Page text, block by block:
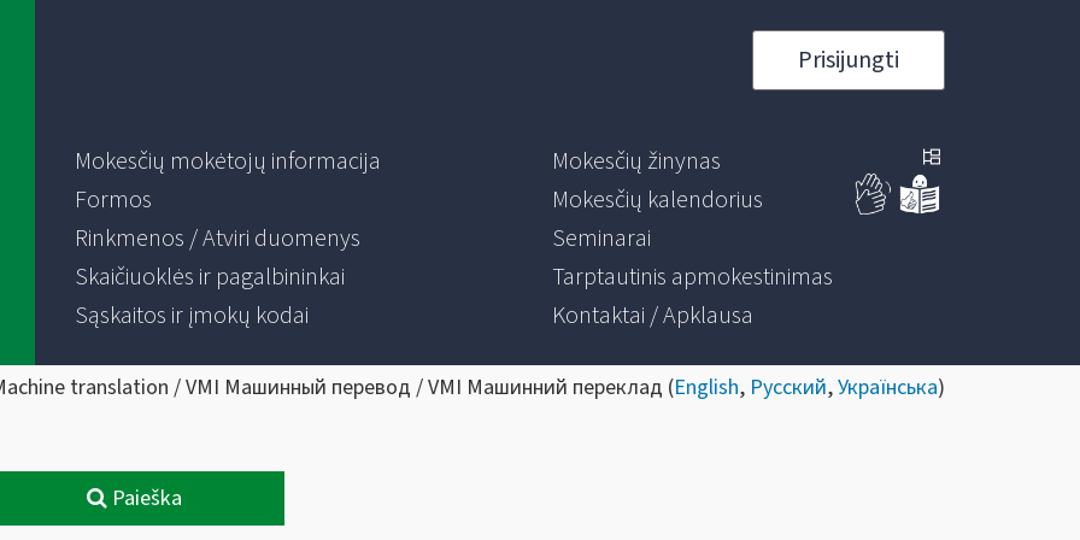
Prisijungti
Mokesčių mokėtojų informacija
Formos
Rinkmenos / Atviri duomenys
Skaičiuoklės ir pagalbininkai
Sąskaitos ir įmokų kodai
Mokesčių žinynas
Mokesčių kalendorius
Seminarai
Tarptautinis apmokestinimas
Kontaktai / Apklausa
translation / VMI Машинный перевод / VMI Машинний переклад (English, Русский,Українська)
Paieška